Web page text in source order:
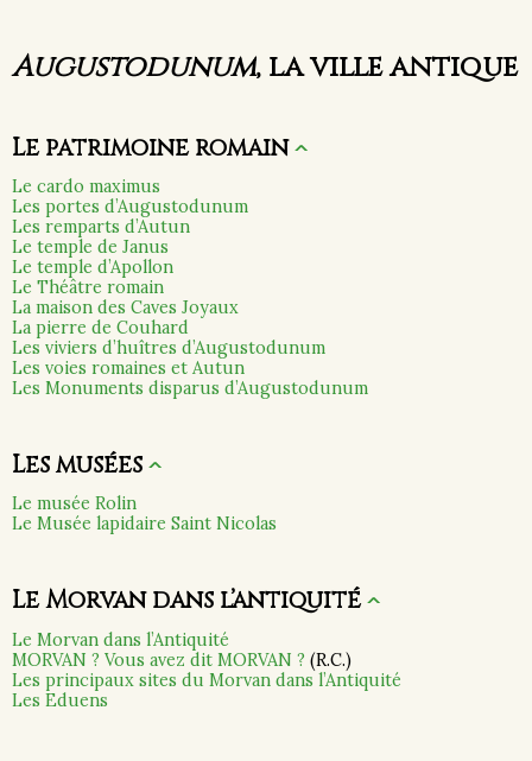
Augustodunum, la ville antique
Le patrimoine romain^
Le cardo maximus
Les portes d’Augustodunum
Les remparts d’Autun
Le temple de Janus
Le temple d’Apollon
Le Théâtre romain
La maison des Caves Joyaux
La pierre de Couhard
Les viviers d’huîtres d’Augustodunum
Les voies romaines et Autun
Les Monuments disparus d’Augustodunum
Les musées^
Le musée Rolin
Le Musée lapidaire Saint Nicolas
Le Morvan dans l’antiquité^
Le Morvan dans l’Antiquité
MORVAN ? Vous avez dit MORVAN ? (R.C.)
Les principaux sites du Morvan dans l’Antiquité
Les Eduens